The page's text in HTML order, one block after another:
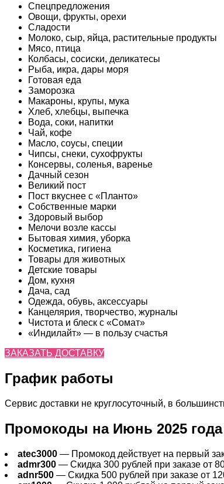
Спецпредложения
Овощи, фрукты, орехи
Сладости
Молоко, сыр, яйца, растительные продукты
Мясо, птица
Колбасы, сосиски, деликатесы
Рыба, икра, дары моря
Готовая еда
Заморозка
Макароны, крупы, мука
Хлеб, хлебцы, выпечка
Вода, соки, напитки
Чай, кофе
Масло, соусы, специи
Чипсы, снеки, сухофрукты
Консервы, соленья, варенье
Дачный сезон
Великий пост
Пост вкуснее с «Планто»
Собственные марки
Здоровый выбор
Мелочи возле кассы
Бытовая химия, уборка
Косметика, гигиена
Товары для животных
Детские товары
Дом, кухня
Дача, сад
Одежда, обувь, аксессуары
Канцелярия, творчество, журналы
Чистота и блеск с «Сомат»
«Индилайт» — в пользу счастья
ЗАКАЗАТЬ ДОСТАВКУ
График работы
Сервис доставки не круглосуточный, в
Промокоды на Июнь 2025 года
atec3000 — Промокод действует на первый
admr300 — Скидка 300 рублей при заказе от
adnr500 — Скидка 500 рублей при заказе от